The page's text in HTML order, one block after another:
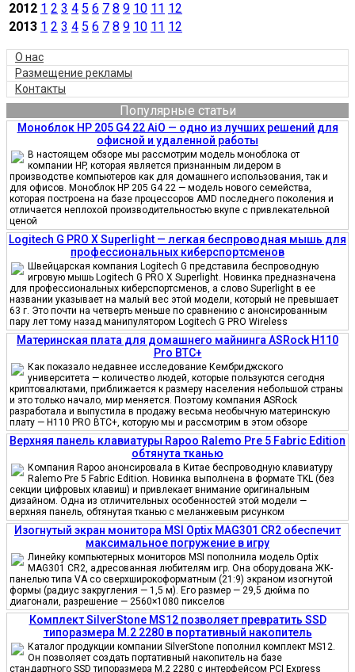
2012 1 2 3 4 5 6 7 8 9 10 11 12
2013 1 2 3 4 5 6 7 8 9 10 11 12
О нас
Размещение рекламы
Контакты
Популярные статьи
Моноблок HP 205 G4 22 AiO — одно из лучших решений для
офисной и удаленной работы
В настоящем обзоре мы рассмотрим модель моноблока от
компании HP, которая является признанным лидером в
производстве компьютеров как для домашнего использования, так и
для офисов. Моноблок HP 205 G4 22 — модель нового семейства,
которая построена на базе процессоров AMD последнего поколения и
отличается неплохой производительностью вкупе с привлекательной
ценой
Logitech G PRO X Superlight — легкая беспроводная мышь для
профессиональных киберспортсменов
Швейцарская компания Logitech G представила беспроводную
игровую мышь Logitech G PRO X Superlight. Новинка предназначена
для профессиональных киберспортсменов, а слово Superlight в ее
названии указывает на малый вес этой модели, который не превышает
63 г. Это почти на четверть меньше по сравнению с анонсированным
пару лет тому назад манипулятором Logitech G PRO Wireless
Материнская плата для домашнего майнинга ASRock H110
Pro BTC+
Как показало недавнее исследование Кембриджского
университета — количество людей, которые пользуются сегодня
криптовалютами, приближается к размеру населения небольшой страны
и это только начало, мир меняется. Поэтому компания ASRock
разработала и выпустила в продажу весьма необычную материнскую
плату — H110 PRO BTC+, которую мы и рассмотрим в этом обзоре
Верхняя панель клавиатуры Rapoo Ralemo Pre 5 Fabric Edition
обтянута тканью
Компания Rapoo анонсировала в Китае беспроводную клавиатуру
Ralemo Pre 5 Fabric Edition. Новинка выполнена в формате TKL (без
секции цифровых клавиш) и привлекает внимание оригинальным
дизайном. Одна из отличительных особенностей этой модели —
верхняя панель, обтянутая тканью с меланжевым рисунком
Изогнутый экран монитора MSI Optix MAG301 CR2 обеспечит
максимальное погружение в игру
Линейку компьютерных мониторов MSI пополнила модель Optix
MAG301 CR2, адресованная любителям игр. Она оборудована ЖК-
панелью типа VA со сверхширокоформатным (21:9) экраном изогнутой
формы (радиус закругления — 1,5 м). Его размер — 29,5 дюйма по
диагонали, разрешение — 2560×1080 пикселов
Комплект SilverStone MS12 позволяет превратить SSD
типоразмера M.2 2280 в портативный накопитель
Каталог продукции компании SilverStone пополнил комплект MS12.
Он позволяет создать портативный накопитель на базе
стандартного SSD типоразмера M.2 2280 с интерфейсом PCI Express